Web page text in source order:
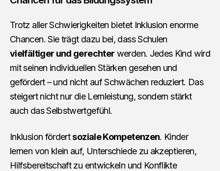
Trotz aller Schwierigkeiten bietet Inklusion enorme
Chancen. Sie trägt dazu bei, dass Schulen
vielfältiger und gerechter werden. Jedes Kind wird
mit seinen individuellen Stärken gesehen und
gefördert – und nicht auf Schwächen reduziert. Das
steigert nicht nur die Lernleistung, sondern stärkt
auch das Selbstwertgefühl.
Inklusion fördertsoziale Kompetenzen. Kinder
lernen von klein auf, Unterschiede zu akzeptieren,
Hilfsbereitschaft zu entwickeln und Konflikte